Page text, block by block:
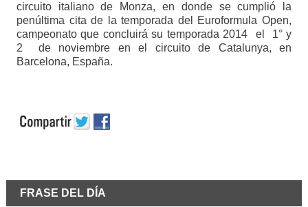
circuito italiano de Monza, en donde se cumplió la
penúltima cita de la temporada del Euroformula Open,
campeonato que concluirá su temporada 2014 el 1° y
2 de noviembre en el circuito de Catalunya, en
Barcelona, España.
FRASE DEL DÍA